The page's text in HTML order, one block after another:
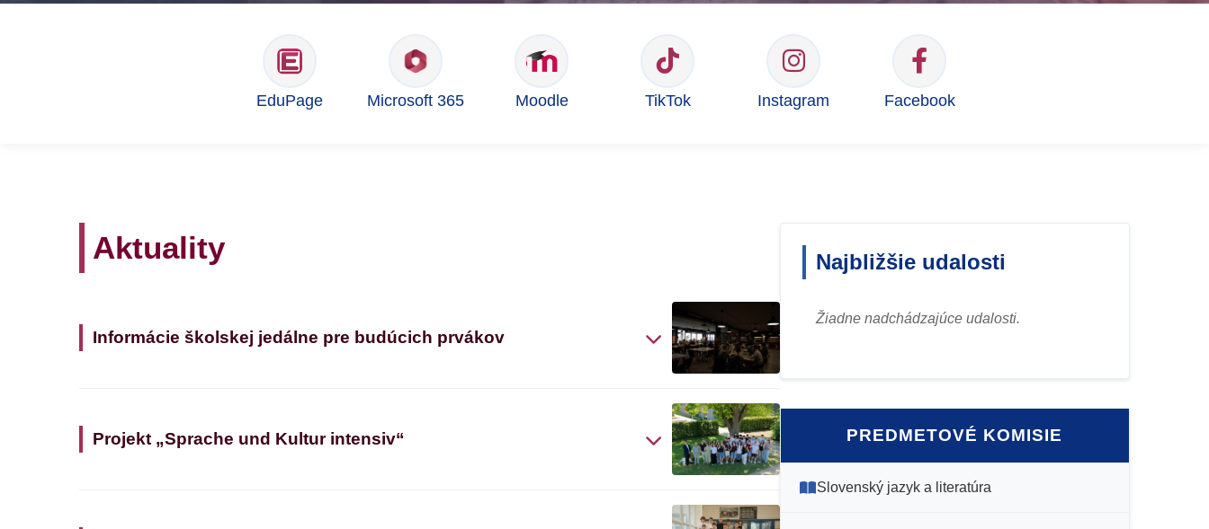
EduPage Microsoft 365 Moodle TikTok Instagram Facebook
Aktuality
Informácie školskej jedálne pre budúcich prvákov
Projekt „Sprache und Kultur intensiv“
Najbližšie udalosti
Žiadne nadchádzajúce udalosti.
PREDMETOVÉ KOMISIE
Slovenský jazyk a literatúra